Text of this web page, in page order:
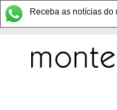
Receba as notícias